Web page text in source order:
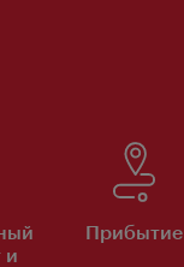
и
Прибытие